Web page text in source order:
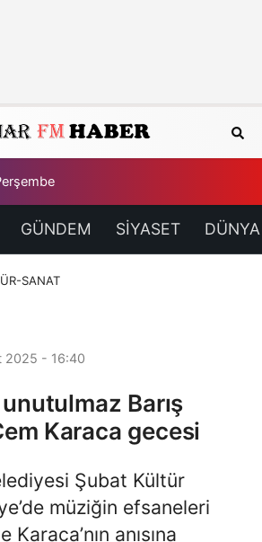
GÜNDEM SİYASET DÜNYA
SANAT
2025 - 16:40
Barış
Karaca gecesi
Şubat Kültür
müziğin efsaneleri
Karaca’nın anısına